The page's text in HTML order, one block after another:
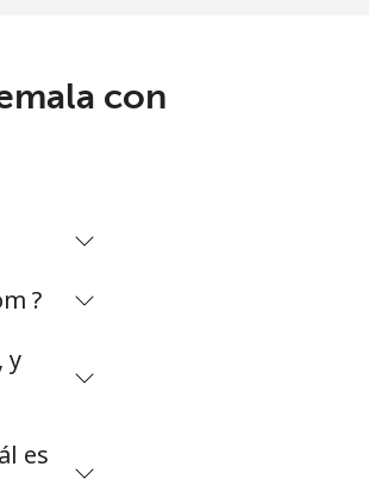
con
?
y
es